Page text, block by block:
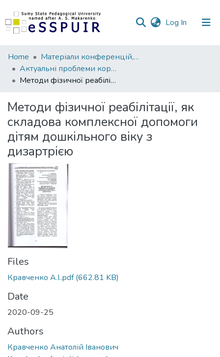
Log In (current)
Communities
&
Collections
Statistics
Home
Матеріали конференцій, семінарів, читань
Актуальні проблеми корекційної педагогіки, психології та реабілітації
Методи фізичної реабілітації, як складова комплексної допомоги дітям дошкільного віку з дизартрією
Методи фізичної реабілітації, як
складова комплексної допомоги
дітям дошкільного віку з
дизартрією
Files
Кравченко А.І..pdf(662.81 KB)
Date
2020-09-25
Authors
Кравченко Анатолій Іванович